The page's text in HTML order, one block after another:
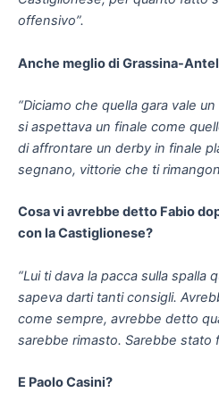
offensivo”.
Anche meglio di Grassina-
“Diciamo che quella gara vale
si aspettava un finale come
di affrontare un derby in finale
segnano, vittorie che ti
Cosa vi avrebbe detto Fabio
con la Castiglionese?
“Lui ti dava la pacca sulla spalla
sapeva darti tanti consigli.
come sempre, avrebbe detto
sarebbe rimasto. Sarebbe stato
E Paolo Casini?